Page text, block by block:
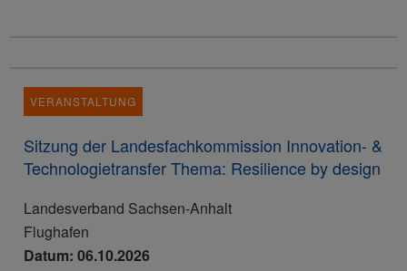
VERANSTALTUNG
Sitzung der Landesfachkommission Innovation- &
Technologietransfer Thema: Resilience by design
Landesverband Sachsen-Anhalt
Flughafen
Datum: 06.10.2026